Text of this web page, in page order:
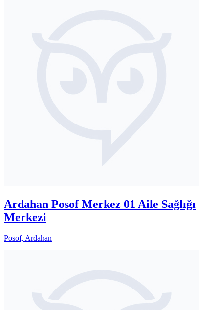
Ardahan Posof Merkez 01 Aile Sağlığı
Merkezi
Posof, Ardahan